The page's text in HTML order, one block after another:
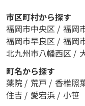
市区町村から探す
福岡市中央区 / 福岡
福岡市早良区 / 福岡
北九州市八幡西区 /
町名から探す
薬院 / 荒戸 / 香椎照
住吉 / 愛宕浜 / 小笹